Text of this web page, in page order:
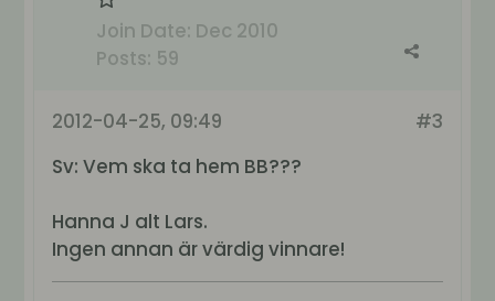
Join Date: Dec 2010
Posts: 59
#3
2012-04-25, 09:49
Sv: Vem ska ta hem BB???
Hanna J alt Lars.
Ingen annan är värdig vinnare!